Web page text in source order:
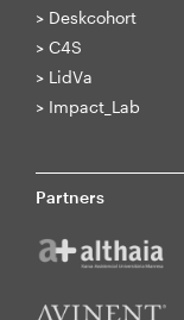
> Deskcohort
> C4S
> LidVa
> Impact_Lab
Partners